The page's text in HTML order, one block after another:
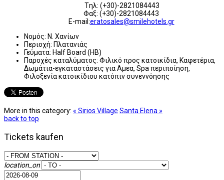
Tηλ: (+30)-2821084443
Φαξ: (+30)-2821084443
E-mail:eratosales@smilehotels.gr
Νομός: Ν. Χανίων
Περιοχή: Πλατανιάς
Γεύματα: Half Board (HB)
Παροχές καταλύματος: Φιλικό προς κατοικίδια, Καφετέρια,
Δωμάτια-εγκαταστάσεις για Αμεα, Spa περιποίηση,
Φιλοξενία κατοικίδιου κατόπιν συνεννόησης
More in this category: « Sirios Village Santa Elena »
back to top
Tickets kaufen
location_on